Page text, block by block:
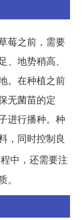
莓之前，需要
地势稍高、
。在种植之前
无菌苗的定
进行播种。种
，同时控制良
中，还需要注